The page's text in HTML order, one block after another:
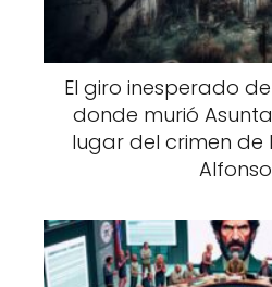
El giro inesperado
donde murió
lugar del crimen de